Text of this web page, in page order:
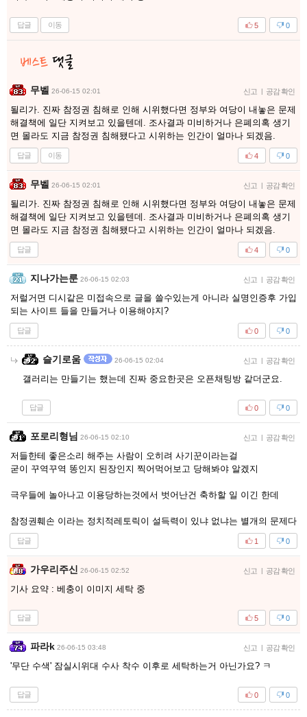
답글 이동 0
5
무벨 26-06-15 02:01 신고 | 공감 확인
될리가. 진짜 참정권 침해로 인해 시위했다면 정부와 여당이 내놓은 문제
해결책에 일단 지켜보고 있을텐데. 조사결과 미비하거나 은폐의혹 생기
면 몰라도 지금 참정권 침해됐다고 시위하는 인간이 얼마나 되겠음.
답글 이동 0
4
무벨 26-06-15 02:01 신고 | 공감 확인
될리가. 진짜 참정권 침해로 인해 시위했다면 정부와 여당이 내놓은 문제
해결책에 일단 지켜보고 있을텐데. 조사결과 미비하거나 은폐의혹 생기
면 몰라도 지금 참정권 침해됐다고 시위하는 인간이 얼마나 되겠음.
답글 0
4
지나가는룬 26-06-15 02:03 신고 | 공감 확인
저럴거면 디시같은 미접속으로 글을 쓸수있는게 아니라 실명인증후 가입
되는 사이트 들을 만들거나 이용해야지?
답글 0
0
슬기로움 26-06-15 02:04 신고 | 공감 확인
갤러리는 만들기는 했는데 진짜 중요한곳은 오픈채팅방 같더군요.
답글 0
0
포로리형님 26-06-15 02:10 신고 | 공감 확인
저들한테 좋은소리 해주는 사람이 오히려 사기꾼이라는걸
굳이 꾸역꾸역 똥인지 된장인지 찍어먹어보고 당해봐야 알겠지
극우들에 놀아나고 이용당하는것에서 벗어난건 축하할 일 이긴 한데
참정권훼손 이라는 정치적레토릭이 설득력이 있냐 없냐는 별개의 문제다
답글 0
1
가우리주신 26-06-15 02:52 신고 | 공감 확인
기사 요약 : 베충이 이미지 세탁 중
답글 0
5
파라k 26-06-15 03:48 신고 | 공감 확인
'무단 수색' 잠실시위대 수사 착수 이후로 세탁하는거 아닌가요? ㅋ
답글 0
0